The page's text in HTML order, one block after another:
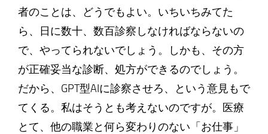
者のことは、どうでもよい。いちいちみてた
ら、日に数十、数百診察しなければならないの
で、やってられないでしょう。しかも、その方
が正確妥当な診断、処方ができるのでしょう。
だから、GPT型AIに診察させろ、という意見もで
てくる。私はそうとも考えないのですが。医療
とて、他の職業と何ら変わりのない「お仕事」